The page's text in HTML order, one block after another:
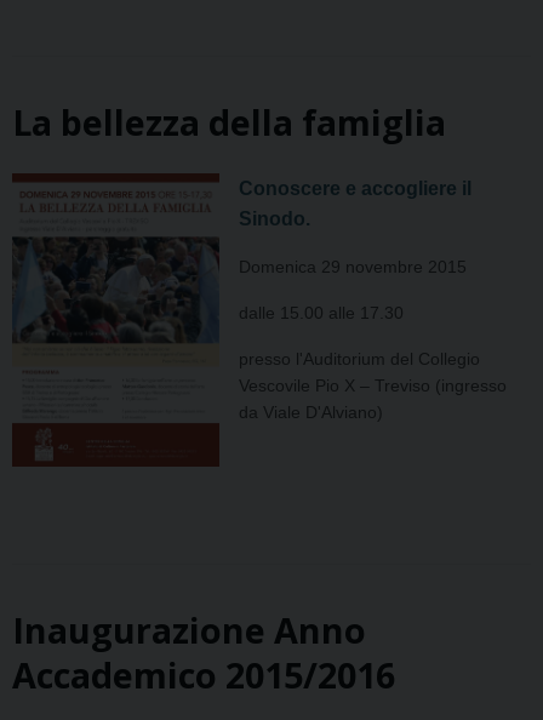
La bellezza della famiglia
Conoscere e accogliere il
Sinodo.
Domenica 29 novembre 2015
dalle 15.00 alle 17.30
presso l'Auditorium del Collegio
Vescovile Pio X – Treviso (ingresso
da Viale D'Alviano)
Inaugurazione Anno
Accademico 2015/2016